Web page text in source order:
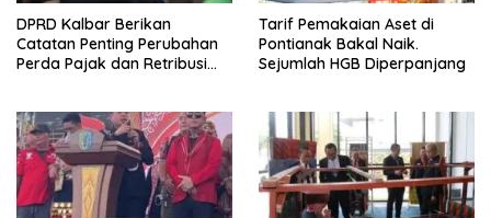
DPRD Kalbar Berikan
Catatan Penting Perubahan
Perda Pajak dan Retribusi
Tarif Pemakaian Aset di
Pontianak Bakal Naik.
Sejumlah HGB Diperpanjang